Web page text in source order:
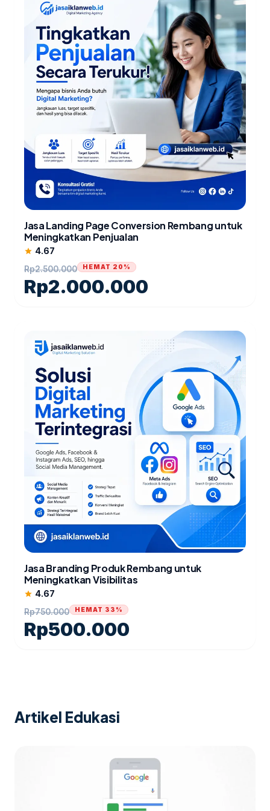
Jasa Landing Page Conversion Rembang untuk
Meningkatkan Penjualan
star 4.67
Rp2.500.000
Rp2.000.000
HEMAT 20%
Jasa Branding Produk Rembang untuk
Meningkatkan Visibilitas
star 4.67
Rp750.000
Rp500.000
HEMAT 33%
Artikel Edukasi